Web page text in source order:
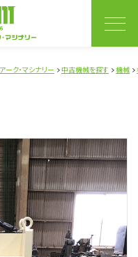
ク・マシナリー 中古機械を探す 機械